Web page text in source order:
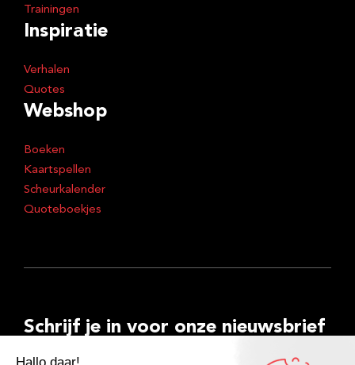
Trainingen
Inspiratie
Verhalen
Quotes
Webshop
Boeken
Kaartspellen
Scheurkalender
Quoteboekjes
Schrijf je in voor onze nieuwsbrief